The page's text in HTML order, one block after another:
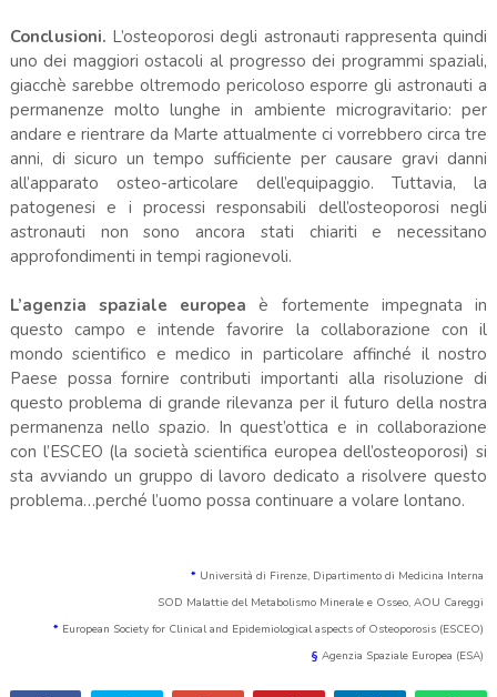
Conclusioni. L’osteoporosi degli astronauti rappresenta quindi
uno dei maggiori ostacoli al progresso dei programmi spaziali,
giacchè sarebbe oltremodo pericoloso esporre gli astronauti a
permanenze molto lunghe in ambiente microgravitario: per
andare e rientrare da Marte attualmente ci vorrebbero circa tre
anni, di sicuro un tempo sufficiente per causare gravi danni
all’apparato osteo-articolare dell’equipaggio. Tuttavia, la
patogenesi e i processi responsabili dell’osteoporosi negli
astronauti non sono ancora stati chiariti e necessitano
approfondimenti in tempi ragionevoli.
L’agenzia spaziale europea è fortemente impegnata in
questo campo e intende favorire la collaborazione con il
mondo scientifico e medico in particolare affinché il nostro
Paese possa fornire contributi importanti alla risoluzione di
questo problema di grande rilevanza per il futuro della nostra
permanenza nello spazio. In quest’ottica e in collaborazione
con l’ESCEO (la società scientifica europea dell’osteoporosi) si
sta avviando un gruppo di lavoro dedicato a risolvere questo
problema…perché l’uomo possa continuare a volare lontano.
* Università di Firenze, Dipartimento di Medicina Interna
SOD Malattie del Metabolismo Minerale e Osseo, AOU Careggi
* European Society for Clinical and Epidemiological aspects of Osteoporosis (ESCEO)
§ Agenzia Spaziale Europea (ESA)